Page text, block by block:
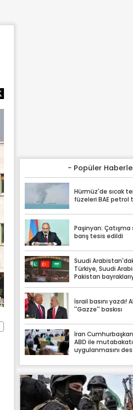
- Popüler
Hürmüz'de sıcak
füzeleri BAE petrol
Paşinyan: Çatışma
barış tesis edildi
Suudi
Türkiye, Suudi
Pakistan
İsrail basını yazdı!
''Gazze'' baskısı
İran
ABD ile
uygulanmasını